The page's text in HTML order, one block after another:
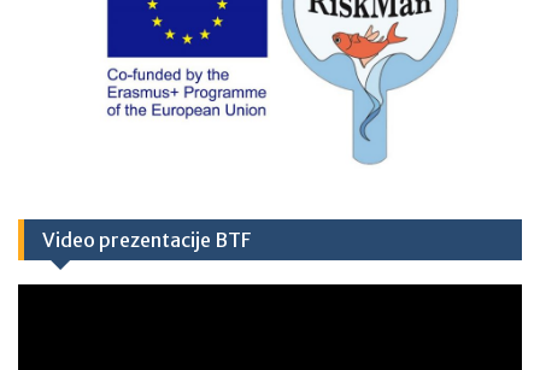
Video prezentacije BTF